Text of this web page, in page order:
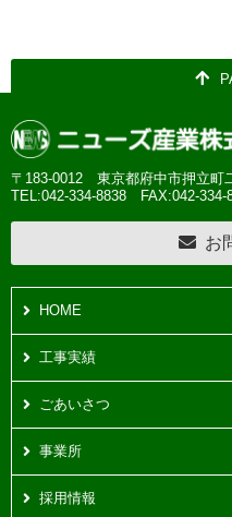
〒183-0012 東京都府中市押立町
TEL:042-334-8838
FAX:042-334-
お
HOME
工事実績
ごあいさつ
事業所
採用情報